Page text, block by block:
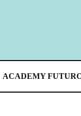
ACADEMY